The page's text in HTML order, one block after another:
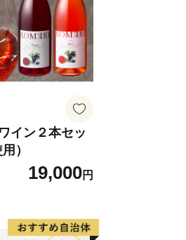
イン２本セッ
）
19,000円